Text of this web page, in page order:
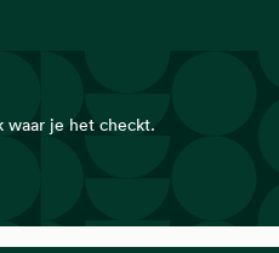
waar je het checkt.